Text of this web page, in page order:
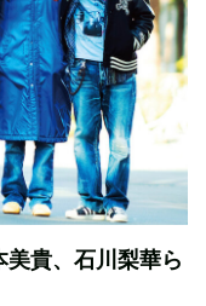
貴、石川梨華ら